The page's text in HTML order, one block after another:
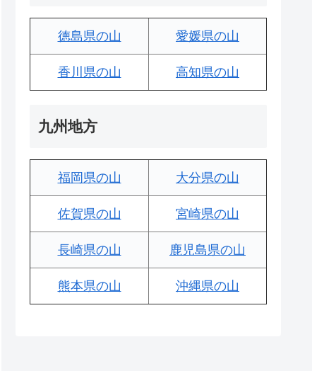
徳島県の山 愛媛県の山
香川県の山 高知県の山
九州地方
福岡県の山 大分県の山
佐賀県の山 宮崎県の山
長崎県の山 鹿児島県の山
熊本県の山 沖縄県の山